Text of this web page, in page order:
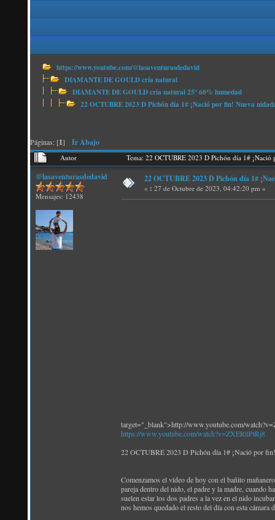
https://www.youtube.com/@lasaventurasdedavid
DIAMANTE DE GOULD cría natural
DIAMANTE DE GOULD cría natural 25º 60% humedad
22 OCTUBRE 2023 D Pichón día 1# ¡Nació por fin! Nueva
Páginas: [1] Ir Abajo
Autor Tema: 22 OCTUBRE 2023 D Pichón día 1#
@lasaventurasdedavid
Mensajes: 12438
22 OCTUBRE 2023 D Pichón día 1#
« : 27 de Octubre de 2023, 04:42:20 pm »
target="_blank">http://www.youtube.com/
https://www.youtube.com/watch?v=ZXERtlPtRj8
22 OCTUBRE 2023 D Pichón día 1# ¡Nació por
Comenzamos el vídeo de hoy con el bañito
pareja dentro del nido, el padre y la madre, cuando
suelen estar los dos padres a la vez en el nido
nos hemos quedado el resto del día con esta